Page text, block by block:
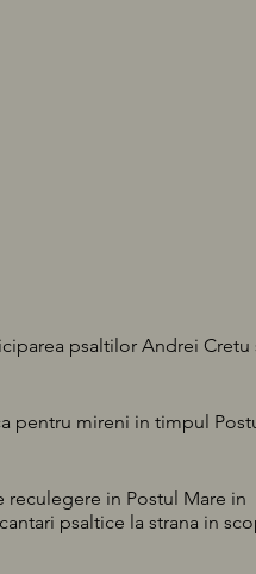
psaltilor Andrei Cretu
pentru mireni in timpul
reculegere in Postul Mare in
psaltice la strana in